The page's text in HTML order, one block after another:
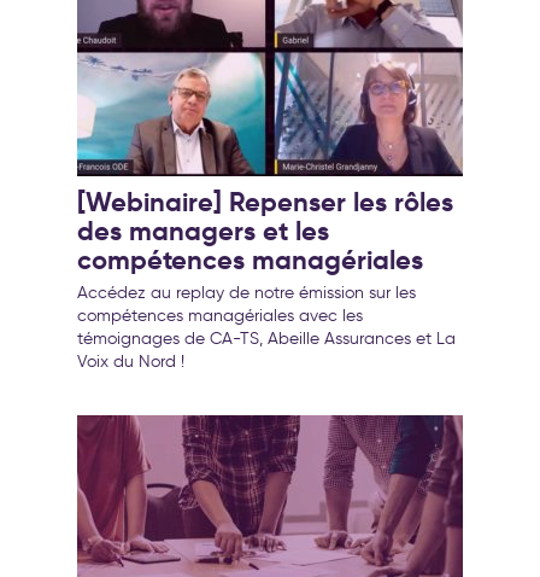
[Webinaire] Repenser les rôles
des managers et les
compétences managériales
Accédez au replay de notre émission sur les
compétences managériales avec les
témoignages de CA-TS, Abeille Assurances et La
Voix du Nord !